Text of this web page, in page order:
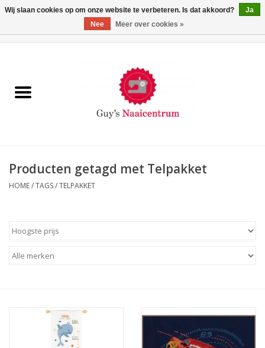
Machines
Paspoppen
Opbergsystemen
Producten getagd met Telpakket
HOME/TAGS/TELPAKKET
Wij slaan cookies op om onze website te verbeteren. Is dat akkoord?
Ja
Nee
Meer over cookies »